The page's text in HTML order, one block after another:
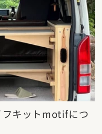
フキットmotifにつ